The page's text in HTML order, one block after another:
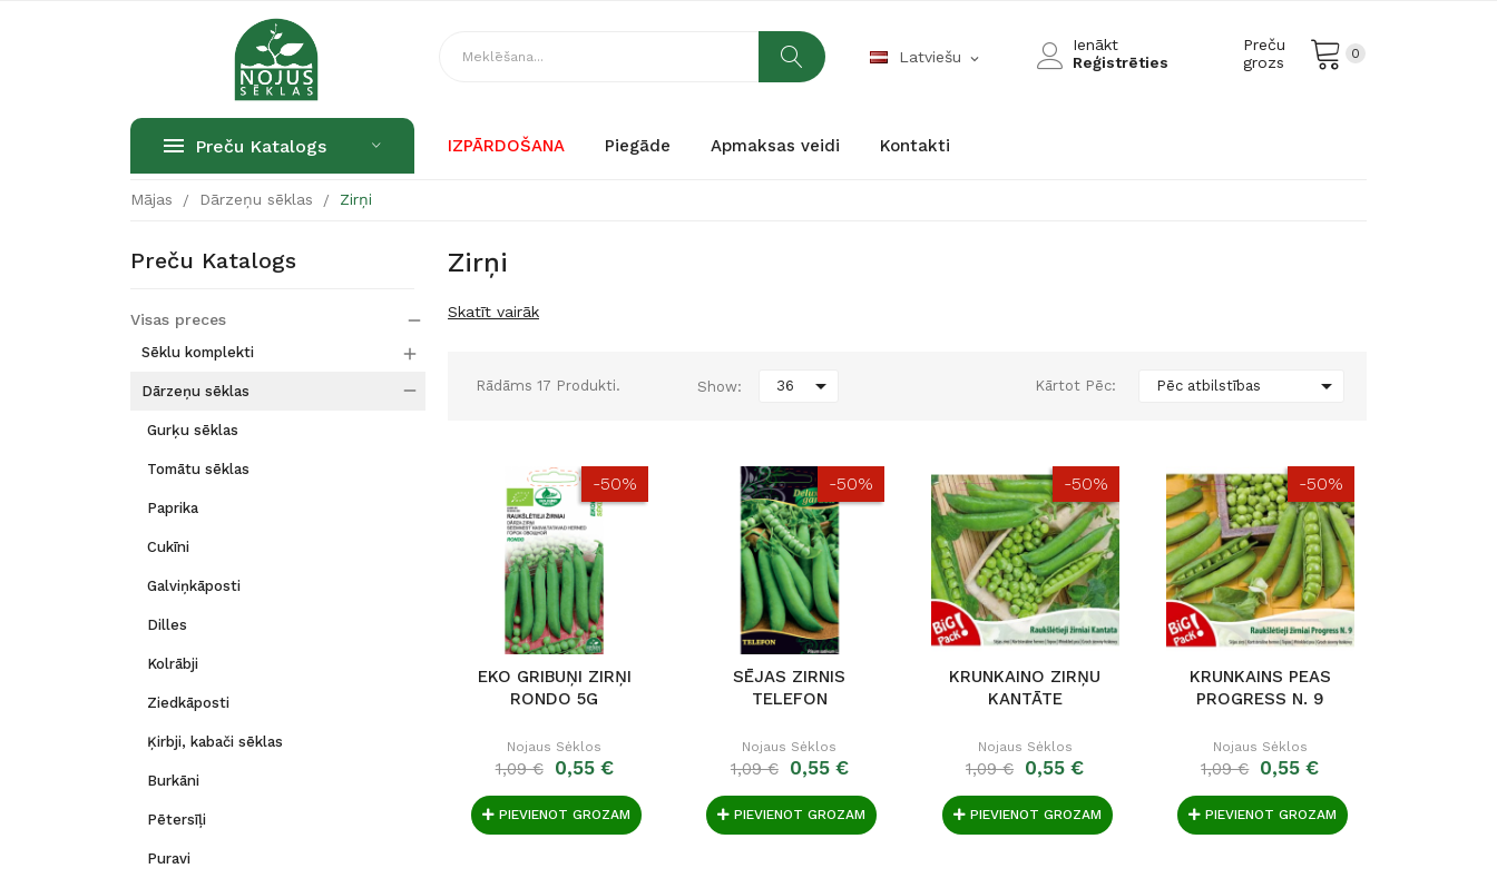
Preču
grozs
0
Ienākt
Reģistrēties
Latviešu expand_more
Preču Katalogs IZPĀRDOŠANA Piegāde Apmaksas veidi Kontakti
Mājas Dārzeņu sēklas Zirņi
Preču Katalogs
Visas preces 
Sēklu komplekti 
Dārzeņu sēklas 
Gurķu sēklas
Tomātu sēklas
Paprika
Cukīni
Galviņkāposti
Dilles
Kolrābji
Ziedkāposti
Ķirbji, kabači sēklas
Burkāni
Pētersīļi
Puravi
Zirņi
Skatīt vairāk
Rādāms 17 Produkti. Show: 36  Kārtot Pēc: Pēc atbilstības 
-50%
EKO GRIBUŅI ZIRŅI
RONDO 5G
Nojaus Sėklos
1,09 € 0,55 €
PIEVIENOT GROZAM
-50%
SĒJAS ZIRNIS
TELEFON
Nojaus Sėklos
1,09 € 0,55 €
PIEVIENOT GROZAM
-50%
KRUNKAINO ZIRŅU
KANTĀTE
Nojaus Sėklos
1,09 € 0,55 €
PIEVIENOT GROZAM
-50%
KRUNKAINS PEAS
PROGRESS N. 9
Nojaus Sėklos
1,09 € 0,55 €
PIEVIENOT GROZAM